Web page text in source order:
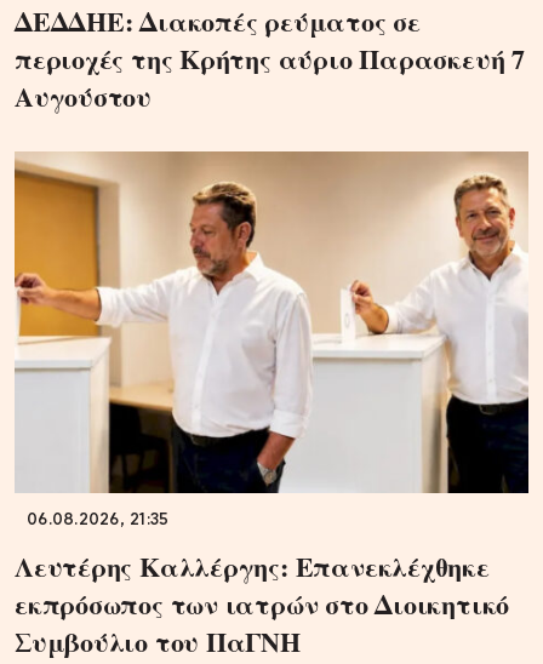
ΔΕΔΔΗΕ: Διακοπές ρεύματος σε
περιοχές της Κρήτης αύριο Παρασκευή 7
Αυγούστου
06.08.2026, 21:35
Λευτέρης Καλλέργης: Επανεκλέχθηκε
εκπρόσωπος των ιατρών στο Διοικητικό
Συμβούλιο του ΠαΓΝΗ